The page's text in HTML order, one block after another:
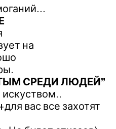
на
СРЕДИ ЛЮДЕЙ”
вас все захотят